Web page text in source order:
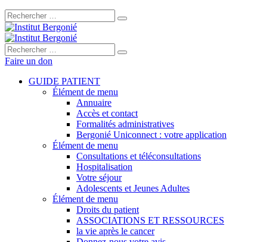
Rechercher :
Rechercher :
Faire un don
GUIDE PATIENT
Élément de menu
Annuaire
Accès et contact
Formalités administratives
Bergonié Uniconnect : votre application
Élément de menu
Consultations et téléconsultations
Hospitalisation
Votre séjour
Adolescents et Jeunes Adultes
Élément de menu
Droits du patient
ASSOCIATIONS ET RESSOURCES
la vie après le cancer